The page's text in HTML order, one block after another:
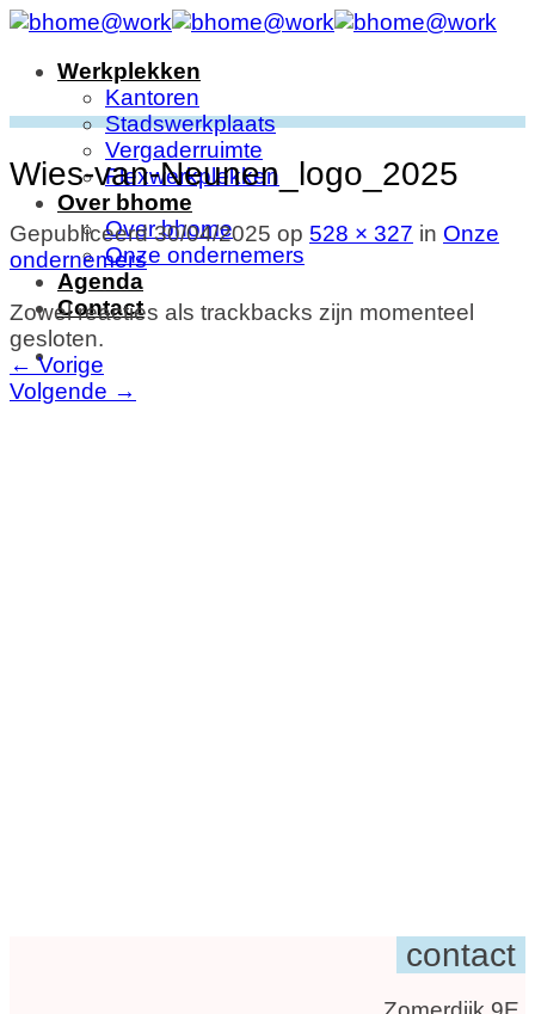
Ga
inhoudWerkplekken
Kantoren
Stadswerkplaats
Vergaderruimte
Flexwerkplekken
Over bhome
Over bhome
Onze ondernemers
Agenda
Contact
Wies-van-Neunen_logo_2025
Gepubliceerd30/04/2025 op 528 × 327 in Onze
ondernemers
Zowel reacties als trackbacks zijn momenteel
gesloten.
← Vorige
Volgende →
contact